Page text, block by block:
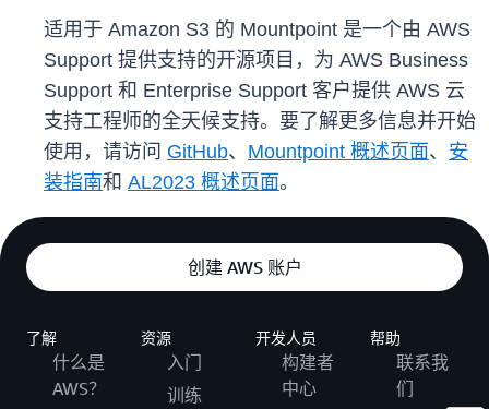
适用于 Amazon S3 的 Mountpoint 是一个由 AWS
Support 提供支持的开源项目，为 AWS Business
Support 和 Enterprise Support 客户提供 AWS 云
支持工程师的全天候支持。要了解更多信息并开始
使用，请访问 GitHub、 Mountpoint 概述页面、 安
装指南和 AL2023 概述页面。
创建 AWS 账户
了解
什么是
AWS？
资源
入门
训练
开发人员
构建者
中心
帮助
联系我
们